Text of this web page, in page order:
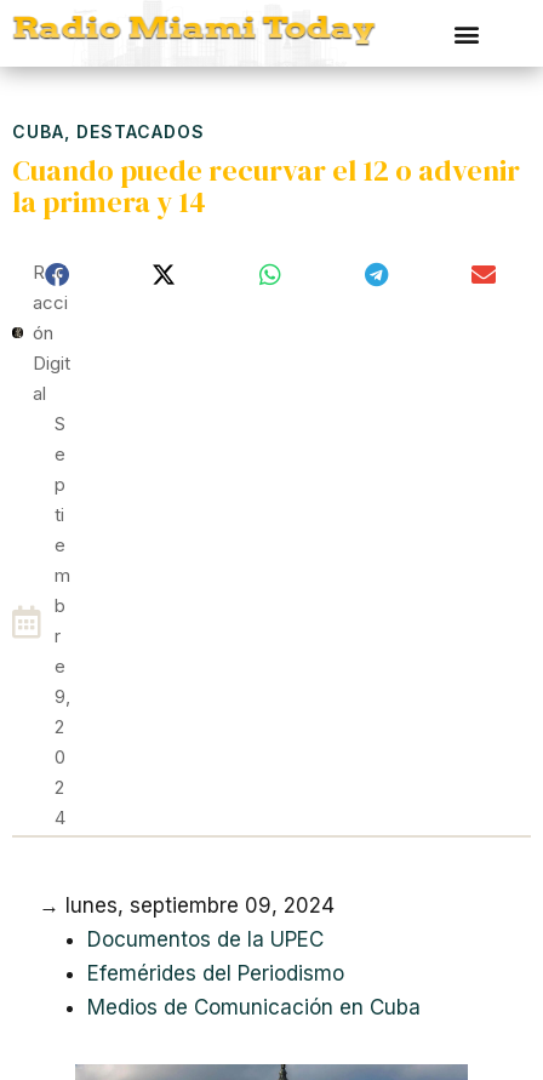
CUBA DESTACADOS
Cuando puede recurvar el 12 o advenir
la primera y 14
Red
Acci
Ón
Digit
Al
S
E
P
Ti
E
M
B
R
E
9,
2
0
2
4
→ lunes, septiembre 09, 2024
Documentos de la UPEC
Efemérides del Periodismo
Medios de Comunicación en Cuba